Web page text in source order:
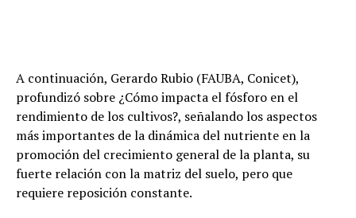
A continuación, Gerardo Rubio (FAUBA, Conicet),
profundizó sobre ¿Cómo impacta el fósforo en el
rendimiento de los cultivos?, señalando los aspectos
más importantes de la dinámica del nutriente en la
promoción del crecimiento general de la planta, su
fuerte relación con la matriz del suelo, pero que
requiere reposición constante.